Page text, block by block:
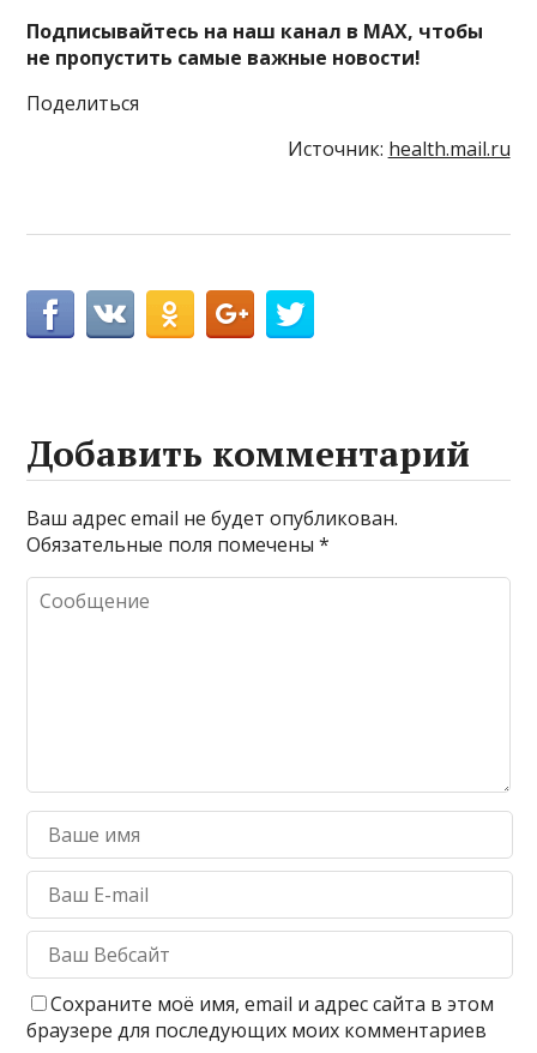
Подписывайтесь на наш канал в MAX, чтобы
не пропустить самые важные новости!
Поделиться
Источник: health.mail.ru
Добавить комментарий
Ваш адрес email не будет опубликован.
Обязательные поля помечены*
Сохраните моё имя, email и адрес сайта в этом
браузере для последующих моих комментариев